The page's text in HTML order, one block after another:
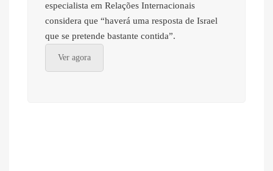
especialista em Relações Internacionais
considera que “haverá uma resposta de Israel
que se pretende bastante contida”.
Ver agora